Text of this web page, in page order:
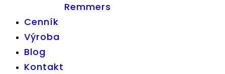
Remmers
Cenník
Výroba
Blog
Kontakt